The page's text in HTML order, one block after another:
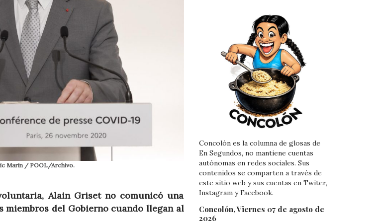
Marin / POOL/Archivo.
Alain Griset no comunicó una
miembros del Gobierno cuando llegan al
Concolón es la columna de glosas de
En Segundos, no mantiene cuentas
autónomas en redes sociales. Sus
contenidos se comparten a través de
este sitio web y sus cuentas en Twiter,
Instagram y Facebook.
Concolón, Viernes 07 de agosto de
2026